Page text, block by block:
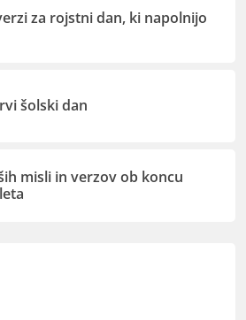
za rojstni dan, ki napolnijo
šolski dan
misli in verzov ob koncu